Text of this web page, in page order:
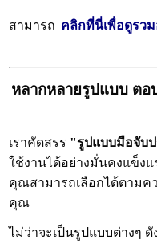
สามารถ คลิกที่นี่เพื่อดูรว
หลากหลายรูปแบบ ต
เราคัดสรร "รูปแบบมือจับ
ใช้งานได้อย่างมั่นคงแข็ง
คุณสามารถเลือกได้ตามค
คุณ
ไม่ว่าจะเป็นรูปแบบต่างๆ ดั